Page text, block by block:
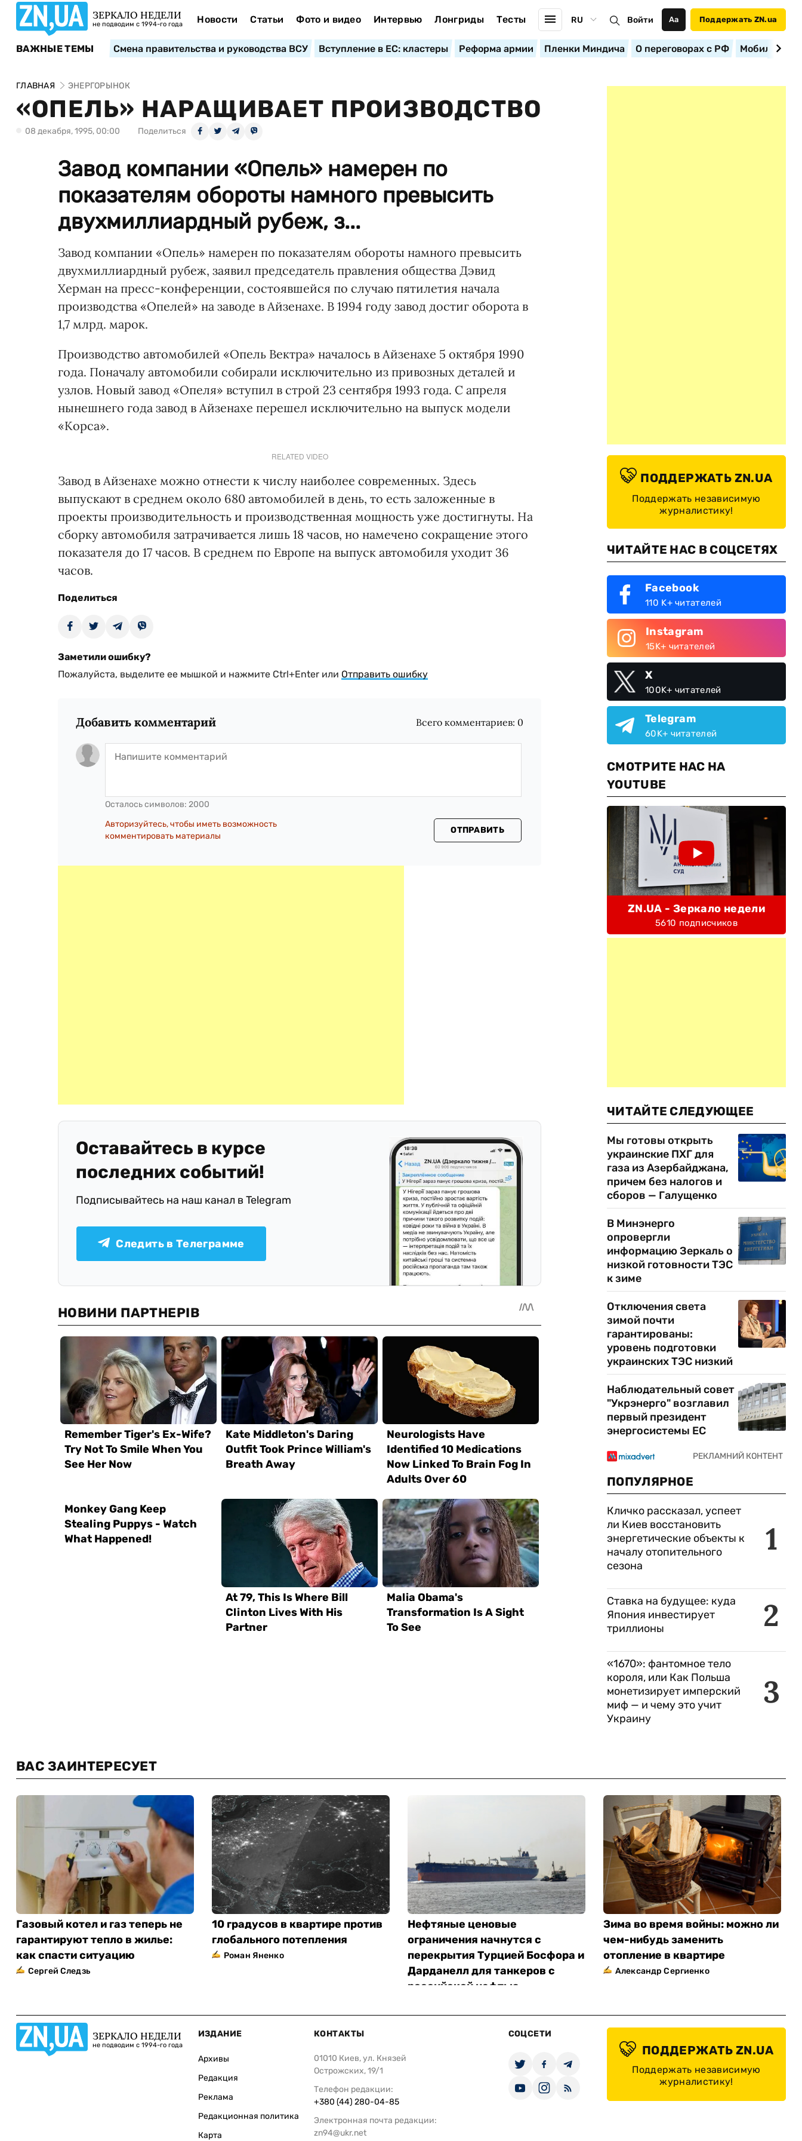
ЗЕРКАЛО НЕДЕЛИ
не подводим с 1994-го года Новости Статьи Фото и видео Интервью Лонгриды Тесты RU Войти Аа Поддержать ZN.ua
ВАЖНЫЕ ТЕМЫ Смена правительства и руководства ВСУ Вступление в ЕС: кластеры Реформа армии Пленки Миндича О переговорах с РФ
ГЛАВНАЯ ЭНЕРГОРЫНОК
«ОПЕЛЬ» НАРАЩИВАЕТ ПРОИЗВОДСТВО
08 декабря, 1995, 00:00 Поделиться
Завод компании «Опель» намерен по
показателям обороты намного превысить
двухмиллиардный рубеж, з...
Завод компании «Опель» намерен по показателям обороты намного превысить
двухмиллиардный рубеж, заявил председатель правления общества Дэвид
Херман на пресс-конференции, состоявшейся по случаю пятилетия начала
производства «Опелей» на заводе в Айзенахе. В 1994 году завод достиг оборота в
1,7 млрд. марок.
Производство автомобилей «Опель Вектра» началось в Айзенахе 5 октября 1990
года. Поначалу автомобили собирали исключительно из привозных деталей и
узлов. Новый завод «Опеля» вступил в строй 23 сентября 1993 года. С апреля
нынешнего года завод в Айзенахе перешел исключительно на выпуск модели
«Корса».
RELATED VIDEO
Завод в Айзенахе можно отнести к числу наиболее современных. Здесь
выпускают в среднем около 680 автомобилей в день, то есть заложенные в
проекты производительность и производственная мощность уже достигнуты. На
сборку автомобиля затрачивается лишь 18 часов, но намечено сокращение этого
показателя до 17 часов. В среднем по Европе на выпуск автомобиля уходит 36
часов.
Поделиться
Заметили ошибку?
Пожалуйста, выделите ее мышкой и нажмите Ctrl+Enter или Отправить ошибку
Добавить комментарий Всего комментариев: 0
Осталось символов: 2000
Авторизуйтесь, чтобы иметь возможность
комментировать материалы
ОТПРАВИТЬ
Оставайтесь в курсе
последних событий!
Подписывайтесь на наш канал в Telegram
Следить в Телеграмме
ПОДДЕРЖАТЬ ZN.UA
Поддержать независимую
журналистику!
ЧИТАЙТЕ НАС В СОЦСЕТЯХ
Facebook
110 K+ читателей
Instagram
15K+ читателей
X
100K+ читателей
Telegram
60K+ читателей
СМОТРИТЕ НАС НА
YOUTUBE
ZN.UA - Зеркало недели
5610 подписчиков
ЧИТАЙТЕ СЛЕДУЮЩЕЕ
Мы готовы открыть
украинские ПХГ для
газа из Азербайджана,
причем без налогов и
сборов — Галущенко
В Минэнерго
опровергли
информацию Зеркаль о
низкой готовности ТЭС
к зиме
Отключения света
зимой почти
гарантированы:
уровень подготовки
украинских ТЭС низкий
Наблюдательный совет
"Укрэнерго" возглавил
первый президент
энергосистемы ЕС
ПОПУЛЯРНОЕ
1
Кличко рассказал, успеет
ли Киев восстановить
энергетические объекты к
началу отопительного
сезона
2
Ставка на будущее: куда
Япония инвестирует
триллионы
3
«1670»: фантомное тело
короля, или Как Польша
монетизирует имперский
миф — и чему это учит
Украину
ВАС ЗАИНТЕРЕСУЕТ
Газовый котел и газ теперь не
гарантируют тепло в жилье:
как спасти ситуацию
Сергей Следзь
10 градусов в квартире против
глобального потепления
Роман Яненко
Нефтяные ценовые
ограничения начнутся с
перекрытия Турцией Босфора и
Дарданелл для танкеров с
российской нефтью
Зима во время войны: можно ли
чем-нибудь заменить
отопление в квартире
Александр Сергиенко
ЗЕРКАЛО НЕДЕЛИ
не подводим с 1994-го года
ИЗДАНИЕ
Архивы
Редакция
Реклама
Редакционная политика
Карта
КОНТАКТЫ
01010 Киев, ул. Князей
Острожских, 19/1
Телефон редакции:
+380 (44) 280-04-85
Электронная почта редакции:
zn94@ukr.net
СОЦСЕТИ
ПОДДЕРЖАТЬ ZN.UA
Поддержать независимую
журналистику!